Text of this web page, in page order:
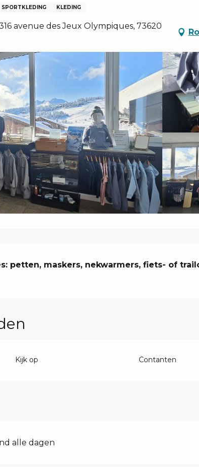
SPORTKLEDING KLEDING
avenue des Jeux Olympiques, 73620
petten, maskers, nekwarmers, fiets- of
Kijk op Contanten
alle dagen